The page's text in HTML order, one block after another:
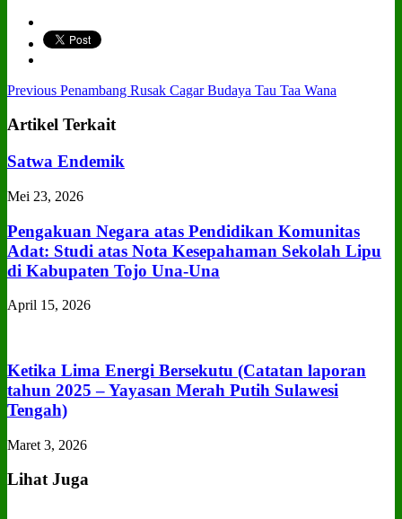
Previous Penambang Rusak Cagar Budaya Tau Taa Wana
Artikel Terkait
Satwa Endemik
Mei 23, 2026
Pengakuan Negara atas Pendidikan Komunitas
Adat: Studi atas Nota Kesepahaman Sekolah Lipu
di Kabupaten Tojo Una‑Una
April 15, 2026
Ketika Lima Energi Bersekutu (Catatan laporan
tahun 2025 – Yayasan Merah Putih Sulawesi
Tengah)
Maret 3, 2026
Lihat Juga